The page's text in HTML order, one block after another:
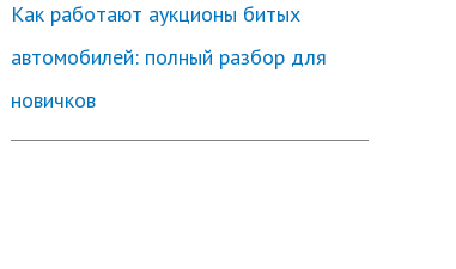
Как работают аукционы битых
автомобилей: полный разбор для
новичков